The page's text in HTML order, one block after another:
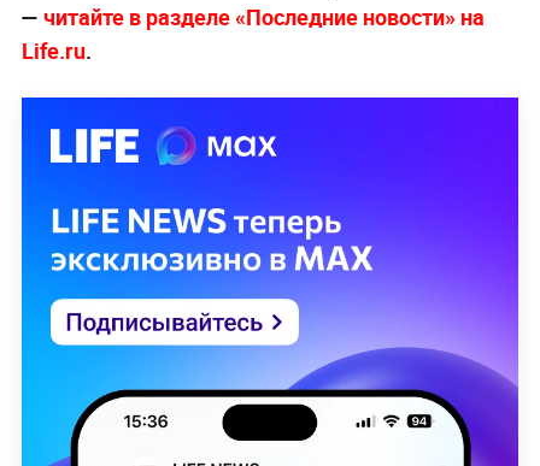
— читайте в разделе «Последние новости» на
Life.ru.